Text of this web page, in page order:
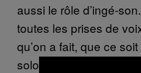
aussi le rôle d’ingé-
toutes les prises de
qu’on a fait, que ce
solo, je les ai tous